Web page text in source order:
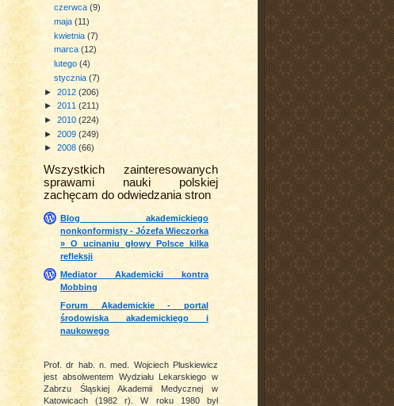
czerwca(9)
maja(11)
kwietnia(7)
marca(12)
lutego(4)
stycznia(7)
► 2012 (206)
► 2011 (211)
► 2010 (224)
► 2009 (249)
► 2008 (66)
Wszystkich zainteresowanych
sprawami nauki polskiej
zachęcam do odwiedzania stron
Blog akademickiego
nonkonformisty - Józefa Wieczorka
» O ucinaniu głowy Polsce kilka
refleksji
Mediator Akademicki kontra
Mobbing
Forum Akademickie - portal
środowiska akademickiego i
naukowego
Prof. dr hab. n. med. Wojciech Pluskiewicz
jest absolwentem Wydziału Lekarskiego w
Zabrzu Śląskiej Akademii Medycznej w
Katowicach (1982 r). W roku 1980 był